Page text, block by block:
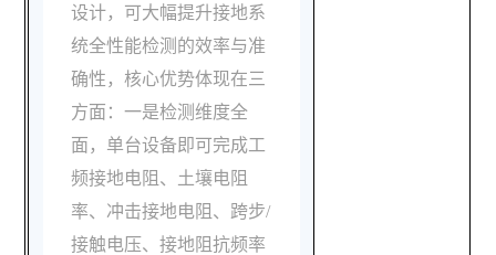
设计，可大幅提升接地系
统全性能检测的效率与准
确性，核心优势体现在三
方面：一是检测维度全
面，单台设备即可完成工
频接地电阻、土壤电阻
率、冲击接地电阻、跨步/
接触电压、接地阻抗频率